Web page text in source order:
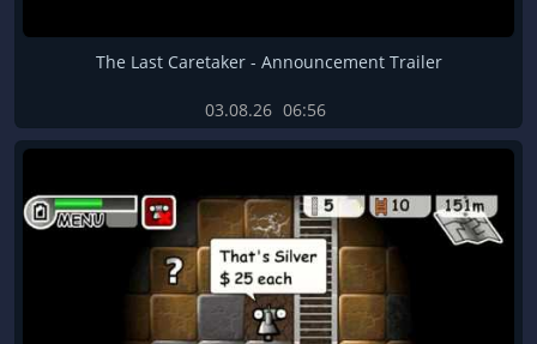
The Last Caretaker - Announcement Trailer
03.08.26 06:56